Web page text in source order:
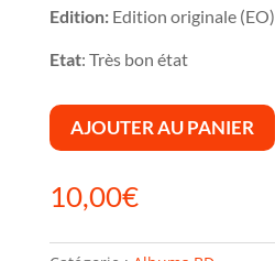
Edition:Edition originale (EO)
Etat: Très bon état
AJOUTER AU PANIER
10,00€